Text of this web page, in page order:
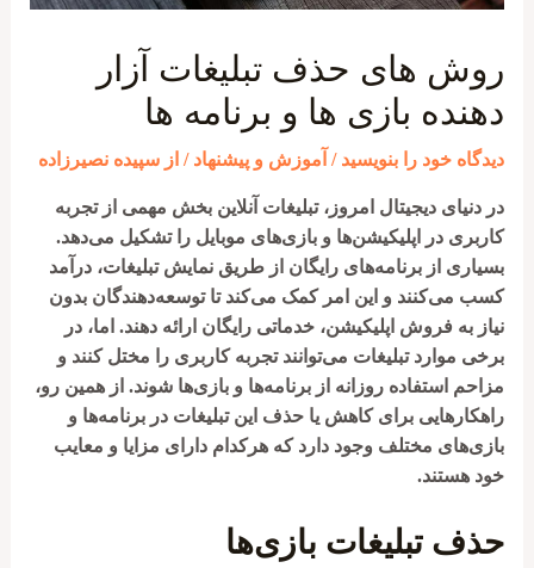
روش های حذف تبلیغات آزار
دهنده بازی ها و برنامه ها
دیدگاه‌ خود را بنویسید / آموزش و پیشنهاد / از سپیده نصیرزاده
در دنیای دیجیتال امروز، تبلیغات آنلاین بخش مهمی از تجربه
کاربری در اپلیکیشن‌ها و بازی‌های موبایل را تشکیل می‌دهد.
بسیاری از برنامه‌های رایگان از طریق نمایش تبلیغات، درآمد
کسب می‌کنند و این امر کمک می‌کند تا توسعه‌دهندگان بدون
نیاز به فروش اپلیکیشن، خدماتی رایگان ارائه دهند. اما، در
برخی موارد تبلیغات می‌توانند تجربه کاربری را مختل کنند و
مزاحم استفاده روزانه از برنامه‌ها و بازی‌ها شوند. از همین رو،
راهکارهایی برای کاهش یا حذف این تبلیغات در برنامه‌ها و
بازی‌های مختلف وجود دارد که هرکدام دارای مزایا و معایب
خود هستند.
حذف تبلیغات بازی‌ها